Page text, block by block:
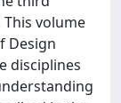
volume
Design
disciplines